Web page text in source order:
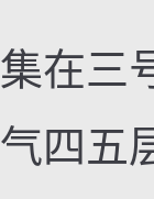
三
四五